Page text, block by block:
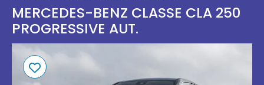
MERCEDES-BENZ CLASSE CLA 250
PROGRESSIVE AUT.